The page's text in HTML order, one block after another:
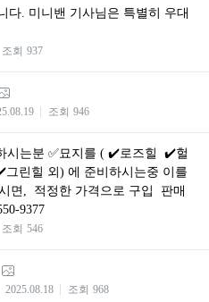
다. 미니밴 기사님은 특별히 우대
조회 937
조회 946
시는분 ✅묘지를 ( ✔️로즈힐 ✔️헐
린힐 외) 에 준비하시는중 이를
면, 적정한 가격으로 구입 판매
9377
조회 546
2025.08.18 조회 968